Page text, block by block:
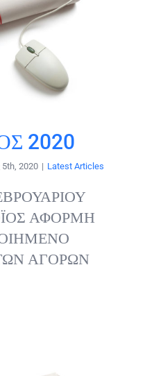
2020
5th, 2020 | Latest Articles
ΑΦΟΡΜΗ
ΑΓΟΡΩΝ